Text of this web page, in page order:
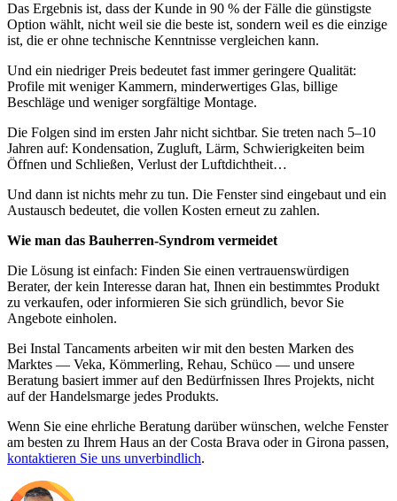
Das Ergebnis ist, dass der Kunde in 90 % der Fälle die günstigste
Option wählt, nicht weil sie die beste ist, sondern weil es die einzige
ist, die er ohne technische Kenntnisse vergleichen kann.
Und ein niedriger Preis bedeutet fast immer geringere Qualität:
Profile mit weniger Kammern, minderwertiges Glas, billige
Beschläge und weniger sorgfältige Montage.
Die Folgen sind im ersten Jahr nicht sichtbar. Sie treten nach 5–10
Jahren auf: Kondensation, Zugluft, Lärm, Schwierigkeiten beim
Öffnen und Schließen, Verlust der Luftdichtheit…
Und dann ist nichts mehr zu tun. Die Fenster sind eingebaut und ein
Austausch bedeutet, die vollen Kosten erneut zu zahlen.
Wie man das Bauherren-Syndrom vermeidet
Die Lösung ist einfach: Finden Sie einen vertrauenswürdigen
Berater, der kein Interesse daran hat, Ihnen ein bestimmtes Produkt
zu verkaufen, oder informieren Sie sich gründlich, bevor Sie
Angebote einholen.
Bei Instal Tancaments arbeiten wir mit den besten Marken des
Marktes — Veka, Kömmerling, Rehau, Schüco — und unsere
Beratung basiert immer auf den Bedürfnissen Ihres Projekts, nicht
auf der Handelsmarge jedes Produkts.
Wenn Sie eine ehrliche Beratung darüber wünschen, welche Fenster
am besten zu Ihrem Haus an der Costa Brava oder in Girona passen,
kontaktieren Sie uns unverbindlich.